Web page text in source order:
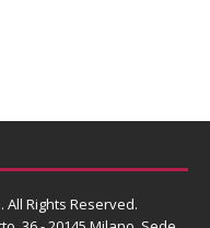
Rights Reserved.